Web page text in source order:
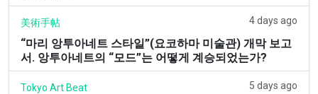
美術手帖 4 days ago
“마리 앙투아네트 스타일”(요코하마 미술관) 개막 보고
서. 앙투아네트의 “모드”는 어떻게 계승되었는가?
Tokyo Art Beat 5 days ago